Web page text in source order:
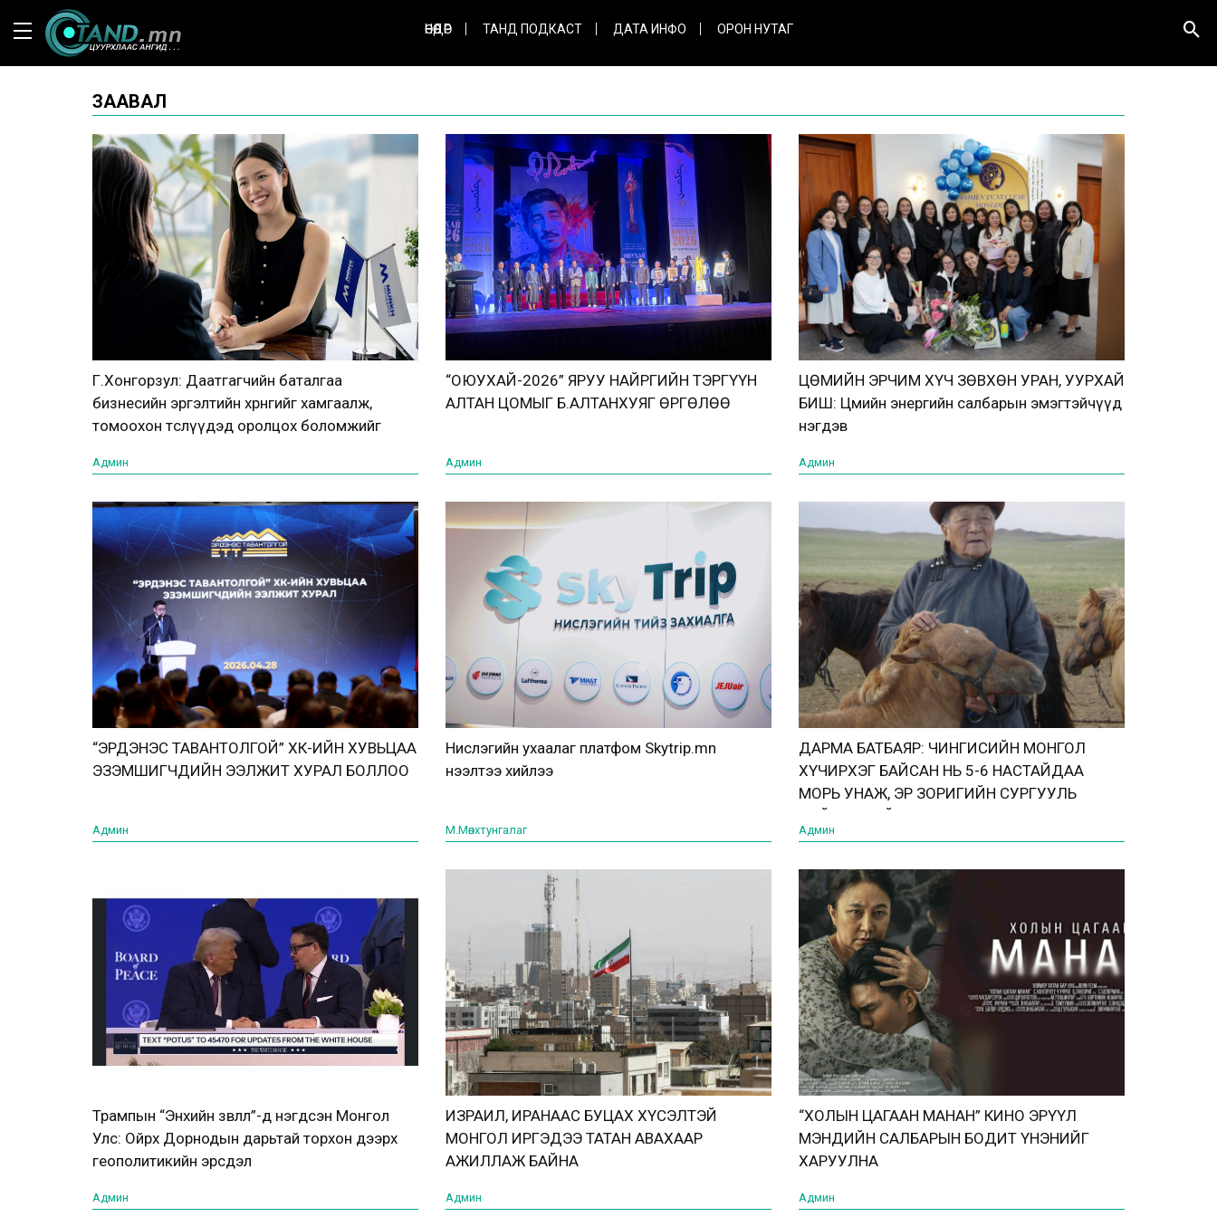
ӨНӨӨДӨР ТАНД ПОДКАСТ ДАТА ИНФО ОРОН НУТАГ
ЗААВАЛ
Г.Хонгорзул: Даатгагчийн баталгаа
бизнесийн эргэлтийн хөрөнгийг хамгаалж,
томоохон төслүүдэд оролцох боломжийг
Админ
“ОЮУХАЙ-2026” ЯРУУ НАЙРГИЙН ТЭРГҮҮН
АЛТАН ЦОМЫГ Б.АЛТАНХУЯГ ӨРГӨЛӨӨ
Админ
ЦӨМИЙН ЭРЧИМ ХҮЧ ЗӨВХӨН УРАН, УУРХАЙ
БИШ: Цөмийн энергийн салбарын эмэгтэйчүүд
нэгдэв
Админ
“ЭРДЭНЭС ТАВАНТОЛГОЙ” ХК-ИЙН ХУВЬЦАА
ЭЗЭМШИГЧДИЙН ЭЭЛЖИТ ХУРАЛ БОЛЛОО
Админ
Нислэгийн ухаалаг платфом Skytrip.mn
нээлтээ хийлээ
М.Мөнхтунгалаг
ДАРМА БАТБАЯР: ЧИНГИСИЙН МОНГОЛ
ХҮЧИРХЭГ БАЙСАН НЬ 5-6 НАСТАЙДАА
МОРЬ УНАЖ, ЭР ЗОРИГИЙН СУРГУУЛЬ
ХИЙДЭГ БАЙСНЫХ
Админ
Трампын “Энхийн зөвлөл”-д нэгдсэн Монгол
Улс: Ойрх Дорнодын дарьтай торхон дээрх
геополитикийн эрсдэл
Админ
ИЗРАИЛ, ИРАНААС БУЦАХ ХҮСЭЛТЭЙ
МОНГОЛ ИРГЭДЭЭ ТАТАН АВАХААР
АЖИЛЛАЖ БАЙНА
Админ
“ХОЛЫН ЦАГААН МАНАН” КИНО ЭРҮҮЛ
МЭНДИЙН САЛБАРЫН БОДИТ ҮНЭНИЙГ
ХАРУУЛНА
Админ